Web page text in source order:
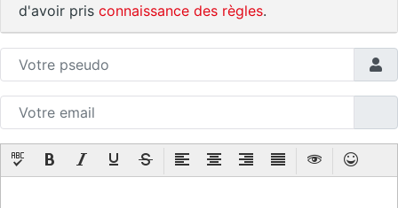
d'avoir pris connaissance des règles.